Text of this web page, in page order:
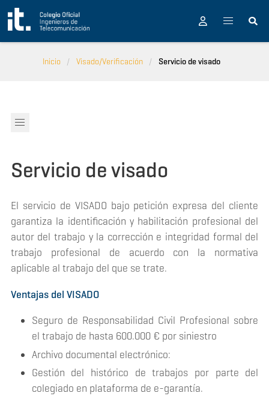
Pasar al contenido principal
Inicio Visado/Verificación Servicio de visado
Servicio de visado
El servicio de VISADO bajo petición expresa del cliente
garantiza la identificación y habilitación profesional del
autor del trabajo y la corrección e integridad formal del
trabajo profesional de acuerdo con la normativa
aplicable al trabajo del que se trate.
Ventajas del VISADO
Seguro de Responsabilidad Civil Profesional sobre
el trabajo de hasta 600.000 € por siniestro
Archivo documental electrónico:
Gestión del histórico de trabajos por parte del
colegiado en plataforma de e-garantía.